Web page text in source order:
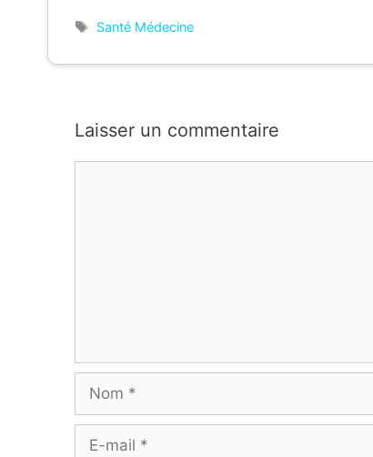
Étiquettes
Santé Médecine
Laisser un commentaire